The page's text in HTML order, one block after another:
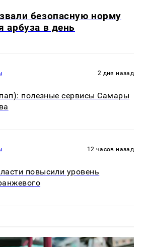
безопасную норму
арбуза в день
2 дня назад
полезные сервисы Самары
12 часов назад
повысили уровень